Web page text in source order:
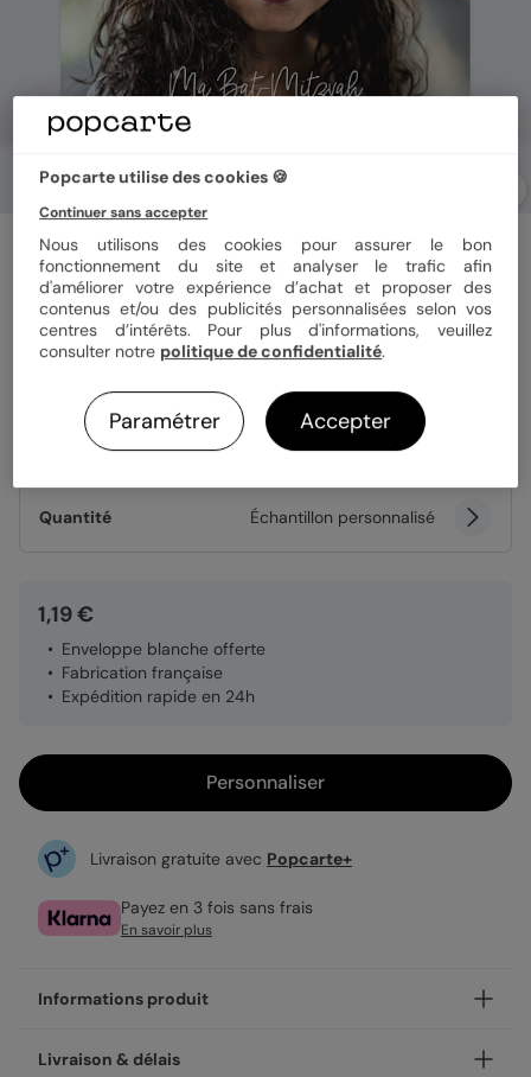
Faire-part bar mitzvah
Fanions Bucoliques
Format
Papier Papier Satiné
Quantité Échantillon personnalisé
1,19 €
Enveloppe blanche offerte
Fabrication française
Expédition rapide en 24h
Personnaliser
Livraison gratuite avec Popcarte+
Payez en 3 fois sans frais
En savoir plus
Informations produit
Personnalisez votre faire-part bar mitzvah Fanions
Livraison & délais
Popcarte utilise des cookies 🍪
Continuer sans accepter
Nous utilisons des cookies pour assurer le bon
fonctionnement du site et analyser le trafic afin
d'améliorer votre expérience d’achat et proposer des
contenus et/ou des publicités personnalisées selon vos
centres d’intérêts. Pour plus d'informations, veuillez
consulter notre politique de confidentialité.
Paramétrer Accepter